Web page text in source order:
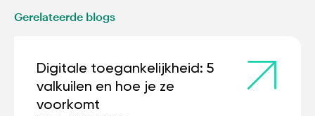
Gerelateerde blogs
Digitale toegankelijkheid: 5
valkuilen en hoe je ze
voorkomt